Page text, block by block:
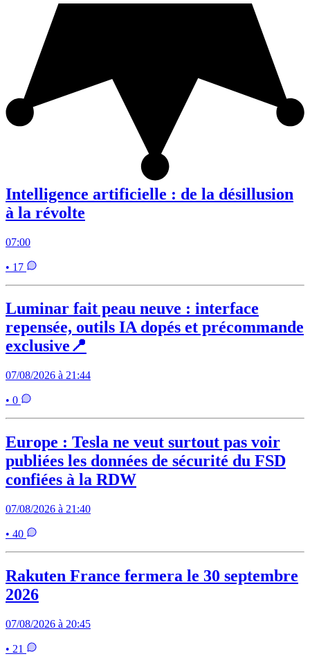
Intelligence artificielle : de la désillusion
à la révolte
07:00
• 17
Luminar fait peau neuve : interface
repensée, outils IA dopés et précommande
exclusive📍
07/08/2026 à 21:44
• 0
Europe : Tesla ne veut surtout pas voir
publiées les données de sécurité du FSD
confiées à la RDW
07/08/2026 à 21:40
• 40
Rakuten France fermera le 30 septembre
2026
07/08/2026 à 20:45
• 21